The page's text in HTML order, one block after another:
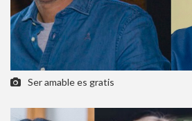
Ser amable es gratis